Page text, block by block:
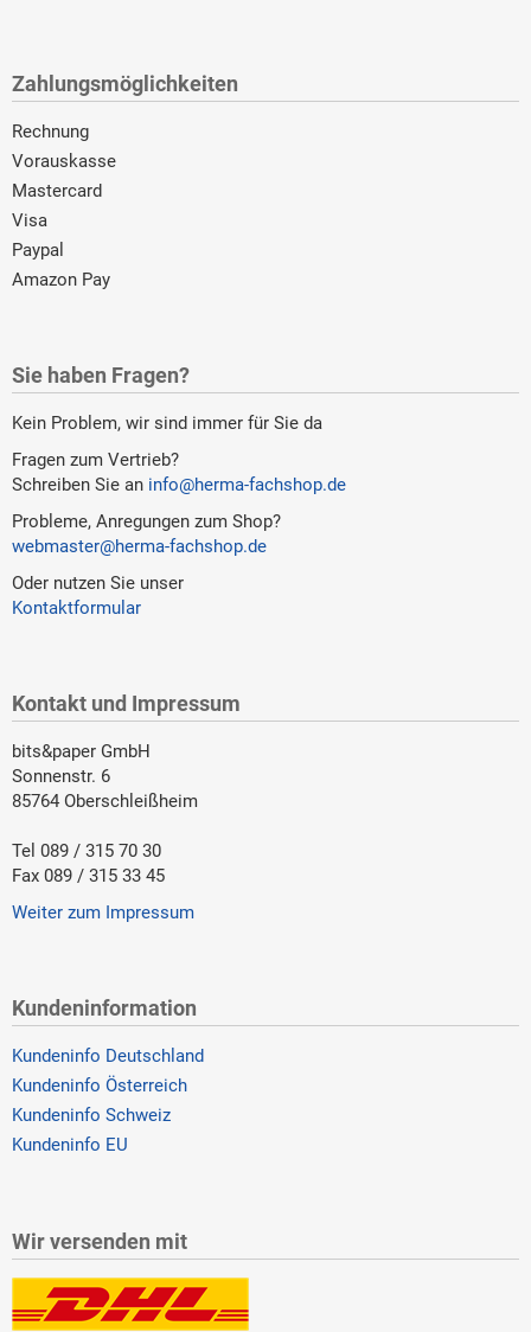
Zahlungsmöglichkeiten
Rechnung
Vorauskasse
Mastercard
Visa
Paypal
Amazon Pay
Sie haben Fragen?
Kein Problem, wir sind immer für Sie da
Fragen zum Vertrieb?
Schreiben Sie an info@herma-fachshop.de
Probleme, Anregungen zum Shop?
webmaster@herma-fachshop.de
Oder nutzen Sie unser
Kontaktformular
Kontakt und Impressum
bits&paper GmbH
Sonnenstr. 6
85764 Oberschleißheim
Tel 089 / 315 70 30
Fax 089 / 315 33 45
Weiter zum Impressum
Kundeninformation
Kundeninfo Deutschland
Kundeninfo Österreich
Kundeninfo Schweiz
Kundeninfo EU
Wir versenden mit